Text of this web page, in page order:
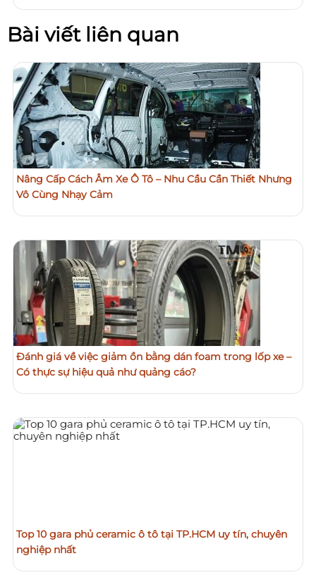
Bài viết liên quan
Nâng Cấp Cách Âm Xe Ô Tô – Nhu Cầu Cần Thiết Nhưng
Vô Cùng Nhạy Cảm
Đánh giá về việc giảm ồn bằng dán foam trong lốp xe –
Có thực sự hiệu quả như quảng cáo?
Top 10 gara phủ ceramic ô tô tại TP.HCM uy tín, chuyên
nghiệp nhất